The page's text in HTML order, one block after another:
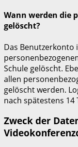
Wann werden die
gelöscht?
Das Benutzerkonto
Schule gelöscht.
allen
gelöscht werden.
nach spätestens 14
Zweck der